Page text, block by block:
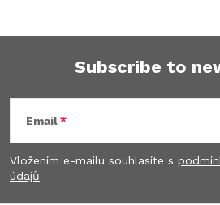
F
o
o
Subscribe to
Email
Vložením e-mailu souhlasíte s
údajů